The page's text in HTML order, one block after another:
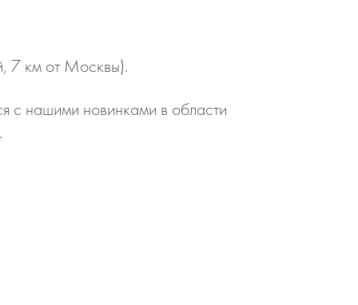
7 км от Москвы).
с нашими новинками в области